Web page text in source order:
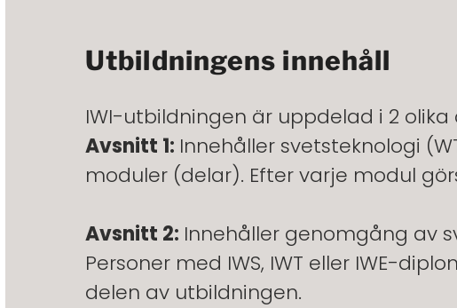
Utbildningens innehåll
IWI-utbildningen är uppdelad i 2 olika
Avsnitt 1: Innehåller svetsteknologi
moduler (delar). Efter varje modul
Avsnitt 2: Innehåller genomgång av
Personer med IWS, IWT eller IWE-
delen av utbildningen.